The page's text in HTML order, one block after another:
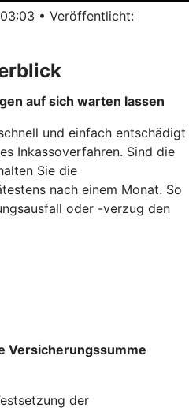
• Veröffentlicht:
auf sich warten lassen
und einfach entschädigt
Inkassoverfahren. Sind die
Sie die
nach einem Monat. So
oder -verzug den
Versicherungssumme
der